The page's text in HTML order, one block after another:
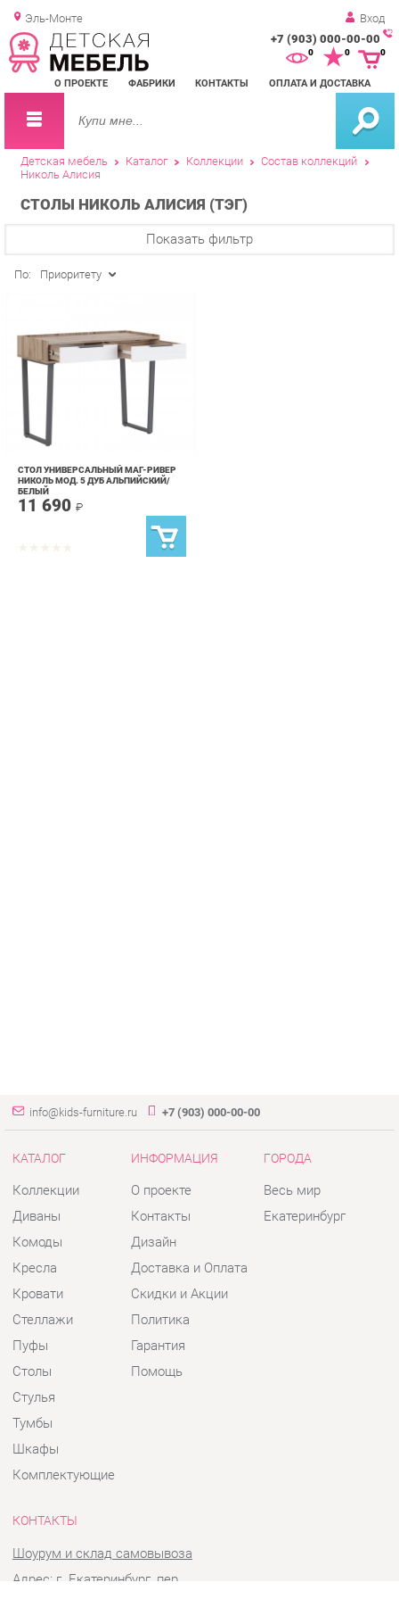
Эль-Монте Вход
+7 (903) 000-00-00
О ПРОЕКТЕ ФАБРИКИ КОНТАКТЫ ОПЛАТА И ДОСТАВКА
0 0
Детская мебель Каталог Коллекции Состав коллекций
Николь Алисия
СТОЛЫ НИКОЛЬ АЛИСИЯ (ТЭГ)
БЕЛЫЙ
11 690₽
КАТАЛОГ
Диваны
Комоды
Кресла
Кровати
Стеллажи
Пуфы
Столы
Стулья
Тумбы
Шкафы
Комплектующие
ИНФОРМАЦИЯ
Контакты
Дизайн
Доставка и Оплата
Скидки и Акции
Политика
Гарантия
Помощь
ГОРОДА
Екатеринбург
КОНТАКТЫ
Адрес: г. Екатеринбург, пер.
Телефон: +7 (903) 000-00-00